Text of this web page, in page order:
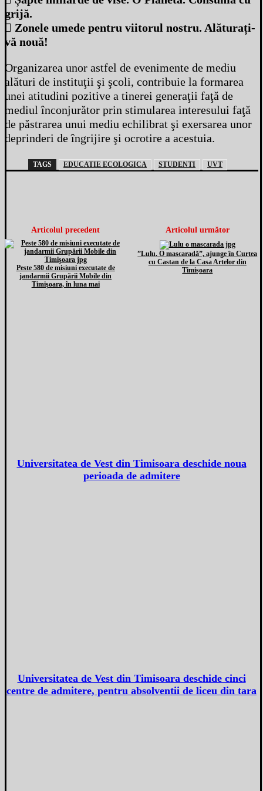
grijă.
 Zonele umede pentru viitorul nostru. Alăturați-
vă nouă!
Organizarea unor astfel de evenimente de mediu
alături de instituţii şi şcoli, contribuie la formarea
unei atitudini pozitive a tinerei generaţii faţă de
mediul înconjurător prin stimularea interesului faţă
de păstrarea unui mediu echilibrat şi exersarea unor
deprinderi de îngrijire şi ocrotire a acestuia.
TAGS EDUCATIE ECOLOGICA STUDENTI UVT
Articolul precedent
Peste 580 de misiuni executate de
jandarmii Grupării Mobile din
Timişoara, în luna mai
Articolul următor
”Lulu. O mascaradă”, ajunge în Curtea
cu Castan de la Casa Artelor din
Timișoara
Universitatea de Vest din Timisoara deschide noua
perioada de admitere
Universitatea de Vest din Timisoara deschide cinci
centre de admitere, pentru absolventii de liceu din tara